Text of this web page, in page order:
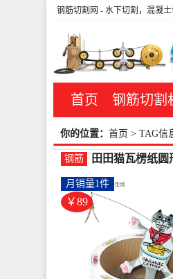
钢筋切割网 - 水下切割，混凝
首页 钢筋切割
你的位置： 首页 > TAG信
钢筋
田田猫瓦楞纸
棒钢(田田猫旗舰
￥89
月销量1件